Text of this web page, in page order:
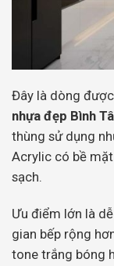
Đây là dòng
nhựa đẹp Bình
thùng sử dụng
Acrylic có bề
sạch.
Ưu điểm lớn là
gian bếp rộng
tone trắng bóng